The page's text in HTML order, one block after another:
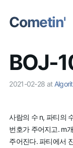
Cometin'
BOJ-
2021-02-28 at
사람의 수 n, 파티의
번호가 주어지고. m
주어진다. 파티에서